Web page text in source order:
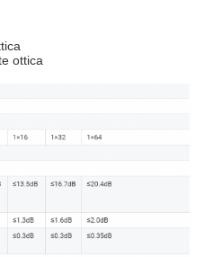
ottica